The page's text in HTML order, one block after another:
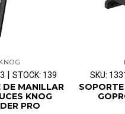
| STOCK: 139
DE MANILLAR
KNOG
PRO
SKU: